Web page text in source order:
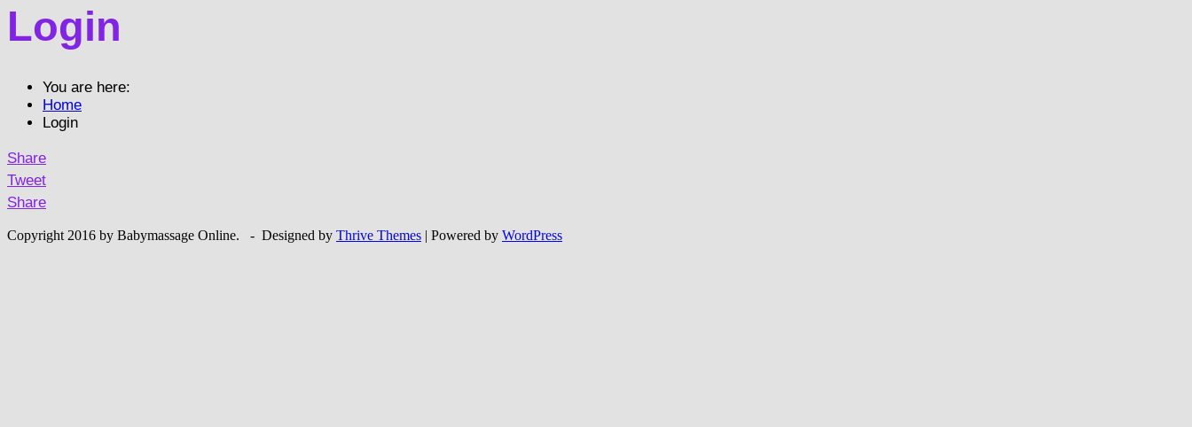
Login
You are here:
Home
Login
Share
Tweet
Share
Copyright 2016 by Babymassage Online. - Designed by Thrive Themes | Powered by WordPress